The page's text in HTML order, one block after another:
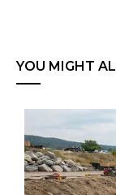
YOU MIGHT